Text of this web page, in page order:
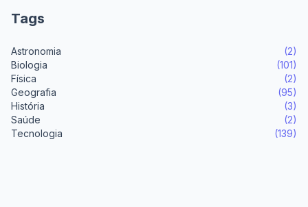
Tags
Astronomia
(2)
Biologia
(101)
Física
(2)
Geografia
(95)
História
(3)
Saúde
(2)
Tecnologia
(139)